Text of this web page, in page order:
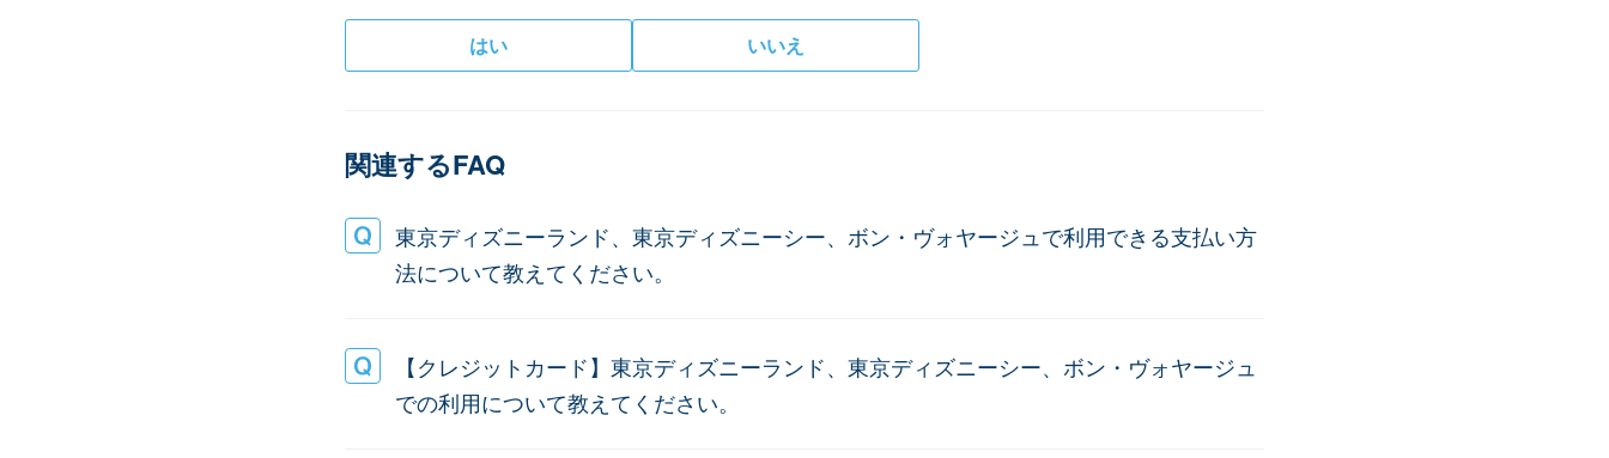
はい いいえ
関連するFAQ
東京ディズニーランド、東京ディズニーシー、ボン・ヴォヤージュで利用できる支払い方
法について教えてください。
【クレジットカード】東京ディズニーランド、東京ディズニーシー、ボン・ヴォヤージュ
での利用について教えてください。